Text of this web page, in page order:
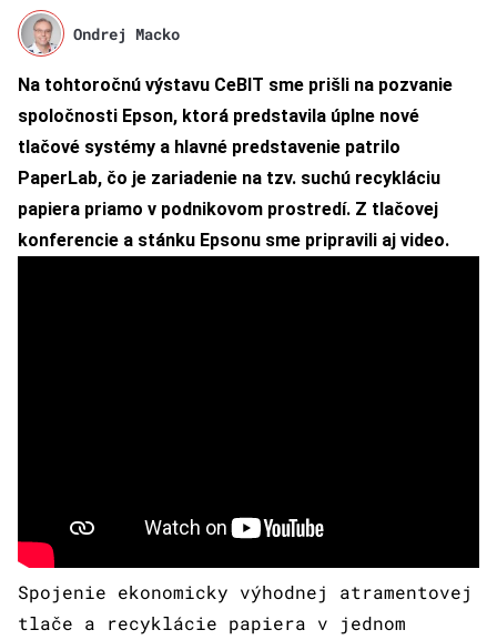
Ondrej Macko
Na tohtoročnú výstavu CeBIT sme prišli na pozvanie
spoločnosti Epson, ktorá predstavila úplne nové
tlačové systémy a hlavné predstavenie patrilo
PaperLab, čo je zariadenie na tzv. suchú recykláciu
papiera priamo v podnikovom prostredí. Z tlačovej
konferencie a stánku Epsonu sme pripravili aj video.
Spojenie ekonomicky výhodnej atramentovej
tlače a recyklácie papiera v jednom